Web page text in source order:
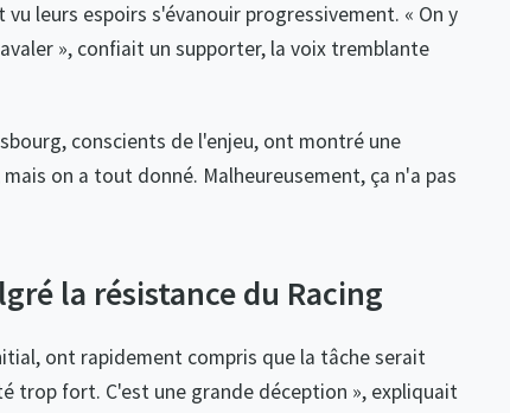
leurs espoirs s'évanouir progressivement. « On y
», confiait un supporter, la voix tremblante
conscients de l'enjeu, ont montré une
on a tout donné. Malheureusement, ça n'a pas
la résistance du Racing
ont rapidement compris que la tâche serait
trop fort. C'est une grande déception », expliquait